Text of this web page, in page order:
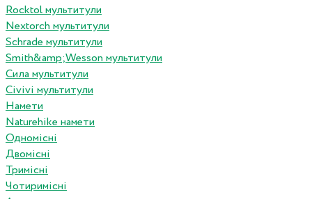
Rocktol мультитули
Nextorch мультитули
Schrade мультитули
Smith&amp;Wesson мультитули
Сила мультитули
Civivi мультитули
Намети
Naturehike намети
Одномісні
Двомісні
Тримісні
Чотиримісні